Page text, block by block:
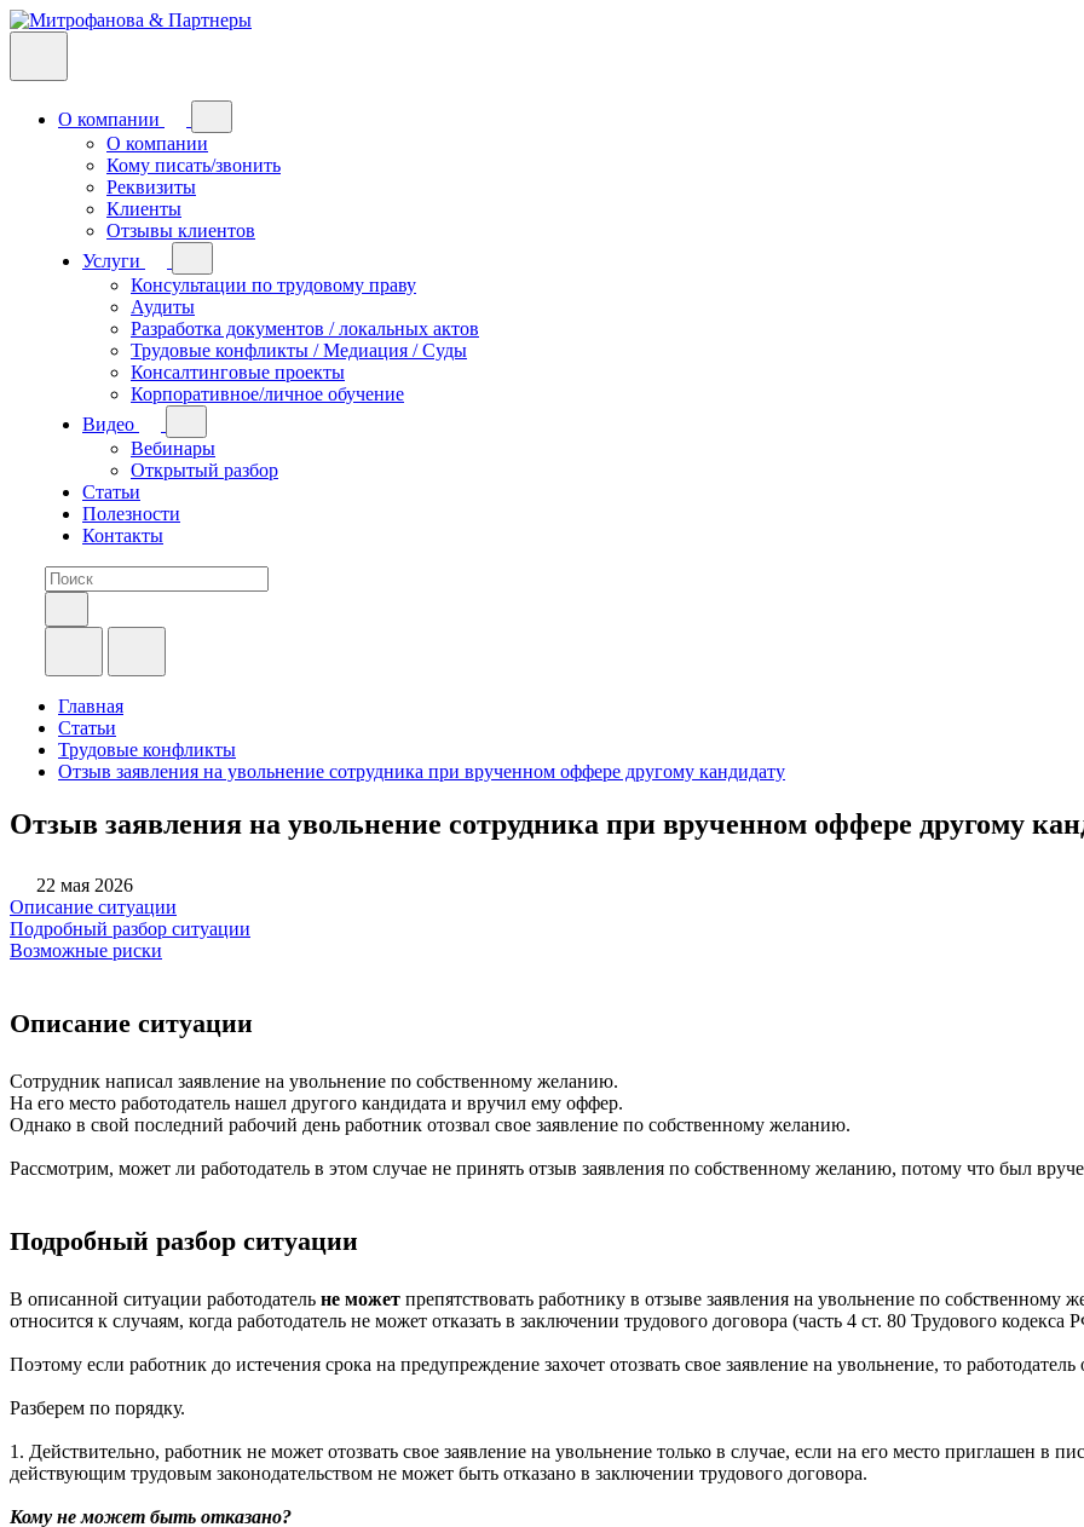
О компании
О компании
Кому писать/звонить
Реквизиты
Клиенты
Отзывы клиентов
Услуги
Консультации по трудовому праву
Аудиты
Разработка документов / локальных актов
Трудовые конфликты / Медиация / Суды
Консалтинговые проекты
Корпоративное/личное обучение
Видео
Вебинары
Открытый разбор
Статьи
Полезности
Контакты
Главная
Статьи
Трудовые конфликты
Отзыв заявления на увольнение сотрудника при врученном оффере другому кандидату
Отзыв заявления на увольнение сотрудника при врученном оффере другому
22 мая 2026
Описание ситуации
Подробный разбор ситуации
Возможные риски
Описание ситуации
Сотрудник написал заявление на увольнение по собственному желанию.
На его место работодатель нашел другого кандидата и вручил ему оффер.
Однако в свой последний рабочий день работник отозвал свое заявление по собственному желанию.
Рассмотрим, может ли работодатель в этом случае не принять отзыв заявления по собственному желанию, потому что был
Подробный разбор ситуации
В описанной ситуации работодатель не может препятствовать работнику в отзыве заявления на увольнение по
относится к случаям, когда работодатель не может отказать в заключении трудового договора (часть 4 ст. 80 Трудового кодекса
Поэтому если работник до истечения срока на предупреждение захочет отозвать свое заявление на увольнение, то
Разберем по порядку.
1. Действительно, работник не может отозвать свое заявление на увольнение только в случае, если на его место приглашен в
действующим трудовым законодательством не может быть отказано в заключении трудового договора.
Кому не может быть отказано?